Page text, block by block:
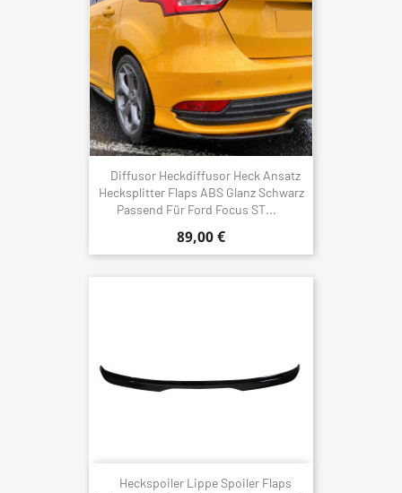
Diffusor Heckdiffusor Heck Ansatz
Hecksplitter Flaps ABS Glanz Schwarz
Passend Für Ford Focus ST...
89,00 €
Heckspoiler Lippe Spoiler Flaps